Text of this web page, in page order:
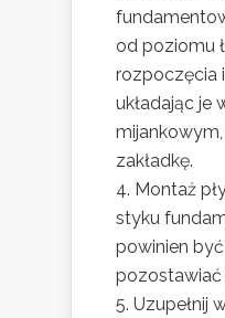
od poziomu
rozpoczęcia
układając je
mijankowym,
zakładkę.
Montaż
styku
powinien
pozostawiać
Uzupełnij